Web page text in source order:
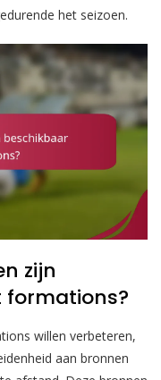
het seizoen.
zijn
willen verbeteren,
aan bronnen